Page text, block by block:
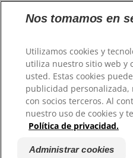
Nos tomamos en
Utilizamos cookies y
utiliza nuestro sitio web y
usted. Estas cookies
publicidad personalizada,
con socios terceros. Al
nuestro uso de cookies y
Política de privacidad.
Administrar cookies